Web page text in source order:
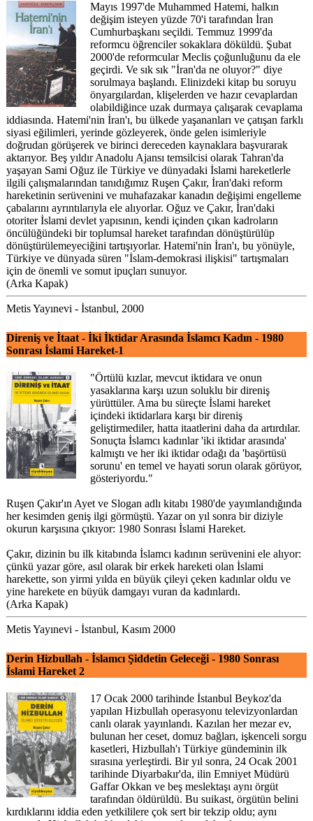
Mayıs 1997'de Muhammed Hatemi, halkın
değişim isteyen yüzde 70'i tarafından İran
Cumhurbaşkanı seçildi. Temmuz 1999'da
reformcu öğrenciler sokaklara döküldü. Şubat
2000'de reformcular Meclis çoğunluğunu da ele
geçirdi. Ve sık sık "İran'da ne oluyor?" diye
sorulmaya başlandı. Elinizdeki kitap bu soruyu
önyargılardan, klişelerden ve hazır cevaplardan
olabildiğince uzak durmaya çalışarak cevaplama
iddiasında. Hatemi'nin İran'ı, bu ülkede yaşananları ve çatışan farklı
siyasi eğilimleri, yerinde gözleyerek, önde gelen isimleriyle
doğrudan görüşerek ve birinci dereceden kaynaklara başvurarak
aktarıyor. Beş yıldır Anadolu Ajansı temsilcisi olarak Tahran'da
yaşayan Sami Oğuz ile Türkiye ve dünyadaki İslami hareketlerle
ilgili çalışmalarından tanıdığımız Ruşen Çakır, İran'daki reform
hareketinin serüvenini ve muhafazakar kanadın değişimi engelleme
çabalarını ayrıntılarıyla ele alıyorlar. Oğuz ve Çakır, İran'daki
otoriter İslami devlet yapısının, kendi içinden çıkan kadroların
öncülüğündeki bir toplumsal hareket tarafından dönüştürülüp
dönüştürülemeyeciğini tartışıyorlar. Hatemi'nin İran'ı, bu yönüyle,
Türkiye ve dünyada süren "İslam-demokrasi ilişkisi" tartışmaları
için de önemli ve somut ipuçları sunuyor.
(Arka Kapak)
Metis Yayınevi - İstanbul, 2000
Direniş ve İtaat - İki İktidar Arasında İslamcı Kadın - 1980
Sonrası İslami Hareket-1
"Örtülü kızlar, mevcut iktidara ve onun
yasaklarına karşı uzun soluklu bir direniş
yürüttüler. Ama bu süreçte İslami hareket
içindeki iktidarlara karşı bir direniş
geliştirmediler, hatta itaatlerini daha da artırdılar.
Sonuçta İslamcı kadınlar 'iki iktidar arasında'
kalmıştı ve her iki iktidar odağı da 'başörtüsü
sorunu' en temel ve hayati sorun olarak görüyor,
gösteriyordu."
Ruşen Çakır'ın Ayet ve Slogan adlı kitabı 1980'de yayımlandığında
her kesimden geniş ilgi görmüştü. Yazar on yıl sonra bir diziyle
okurun karşısına çıkıyor: 1980 Sonrası İslami Hareket.
Çakır, dizinin bu ilk kitabında İslamcı kadının serüvenini ele alıyor:
çünkü yazar göre, asıl olarak bir erkek hareketi olan İslami
harekette, son yirmi yılda en büyük çileyi çeken kadınlar oldu ve
yine harekete en büyük damgayı vuran da kadınlardı.
(Arka Kapak)
Metis Yayınevi - İstanbul, Kasım 2000
Derin Hizbullah - İslamcı Şiddetin Geleceği - 1980 Sonrası
İslami Hareket 2
17 Ocak 2000 tarihinde İstanbul Beykoz'da
yapılan Hizbullah operasyonu televizyonlardan
canlı olarak yayınlandı. Kazılan her mezar ev,
bulunan her ceset, domuz bağları, işkenceli sorgu
kasetleri, Hizbullah'ı Türkiye gündeminin ilk
sırasına yerleştirdi. Bir yıl sonra, 24 Ocak 2001
tarihinde Diyarbakır'da, ilin Emniyet Müdürü
Gaffar Okkan ve beş meslektaşı aynı örgüt
tarafından öldürüldü. Bu suikast, örgütün belini
kırdıklarını iddia eden yetkililere çok sert bir tekzip oldu; aynı